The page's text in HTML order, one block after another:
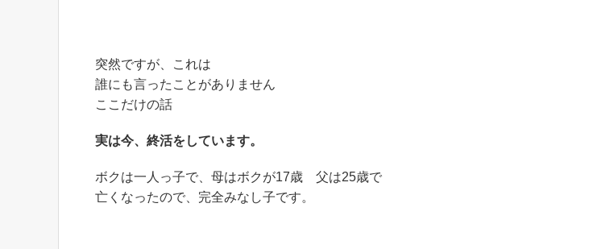
突然ですが、これは
誰にも言ったことがありません
ここだけの話
実は今、終活をしています。
ボクは一人っ子で、母はボクが17歳 父は25歳で
亡くなったので、完全みなし子です。